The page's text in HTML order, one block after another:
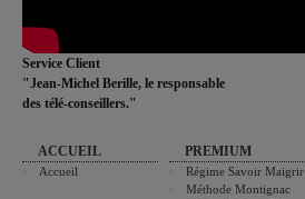
Service Client
"Jean-Michel Berille, le responsable
des télé-conseillers."
ACCUEIL
Accueil
PREMIUM
Régime Savoir Maigrir
Méthode Montignac